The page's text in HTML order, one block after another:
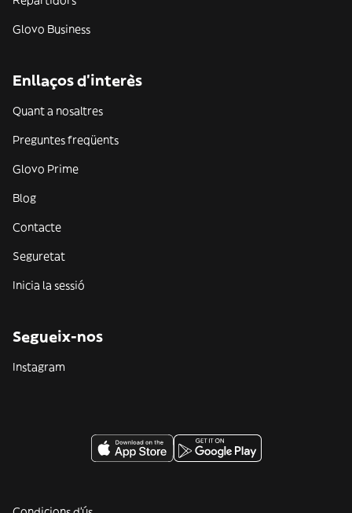
Glovo Business
Enllaços d'interès
Quant a nosaltres
Preguntes freqüents
Glovo Prime
Blog
Contacte
Seguretat
Inicia la sessió
Segueix-nos
Instagram